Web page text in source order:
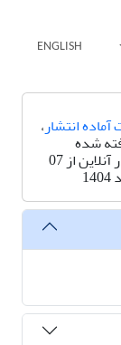
ENGLISH
آماده انتشار،
شده
انتشار آنلاین از 07